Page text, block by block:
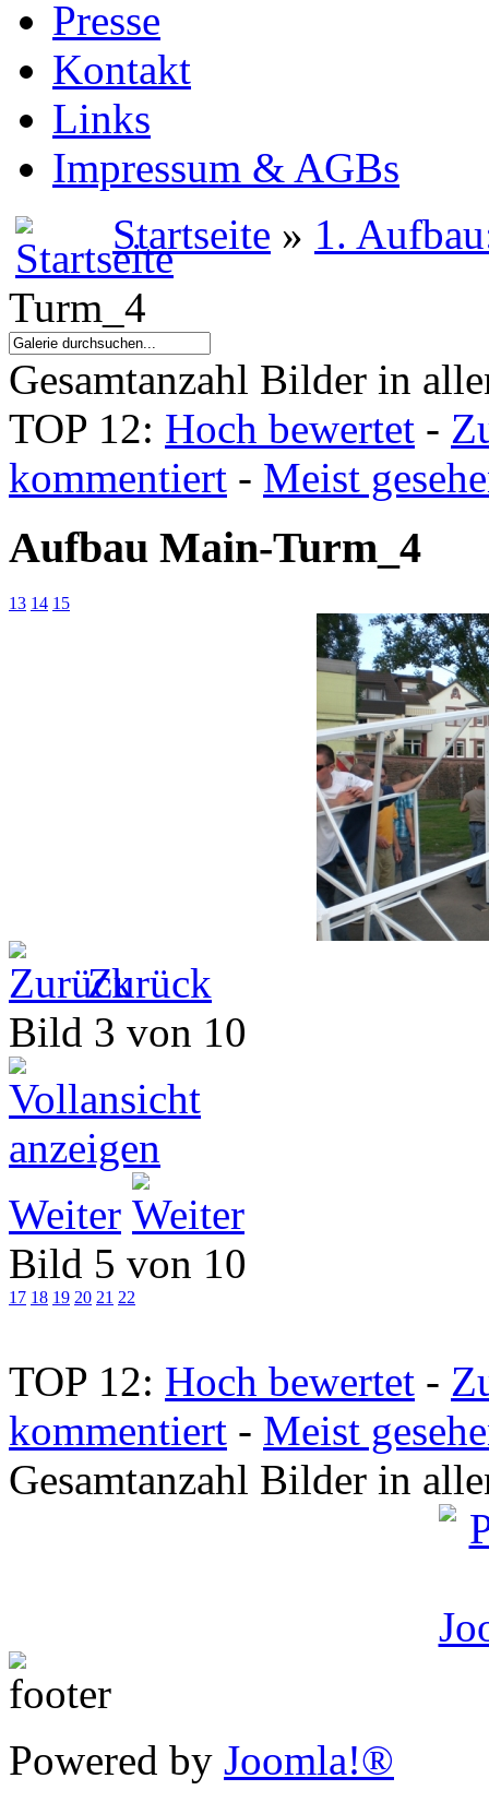
Presse
Kontakt
Links
Impressum & AGBs
Startseite » 1.
Turm_4
Gesamtanzahl Bilder in
TOP 12: Hoch bewertet -
kommentiert - Meist
Aufbau Main-Turm_4
13 14 15
Zurück
Bild 3 von 10
Weiter
Bild 5 von 10
17 18 19 20 21 22
TOP 12: Hoch bewertet -
kommentiert - Meist
Gesamtanzahl Bilder in
Powered by Joomla!®